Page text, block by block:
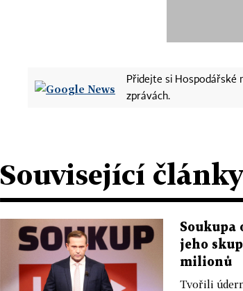
Přidejte si Hospodářské
zprávách.
Související články
Soukupa
jeho
milionů
Tvořili